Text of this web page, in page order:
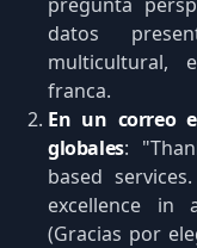
datos
multicultural,
franca.
En un correo
globales:
based
excellence in
(Gracias por